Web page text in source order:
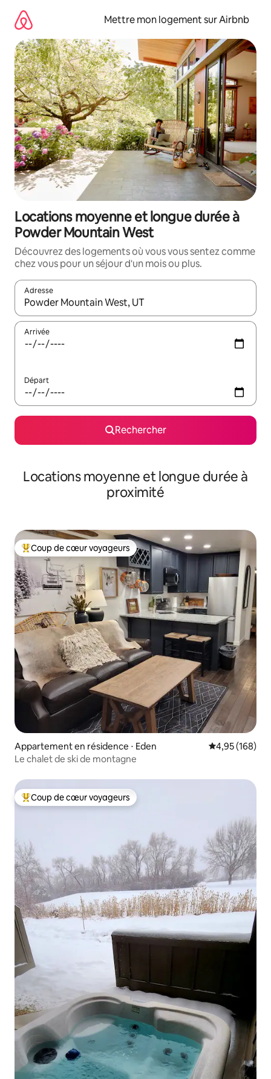
directement
contenu
Mettre mon logement sur Airbnb
Locations moyenne et longue durée à
Powder Mountain West
Découvrez des logements où vous vous sentez comme
chez vous pour un séjour d'un mois ou plus.
Adresse
Lorsque les résultats s'affichent, utilisez les flèches vers le
Arrivée
Départ
Rechercher
Locations moyenne et longue durée à
proximité
Coups de cœur voyageurs les plus appréciés
Coup de cœur voyageurs
Appartement en résidence ⋅ Eden Évaluation
4,95 (168)
Le chalet de ski de montagne
Coups de cœur voyageurs les plus appréciés
Coup de cœur voyageurs